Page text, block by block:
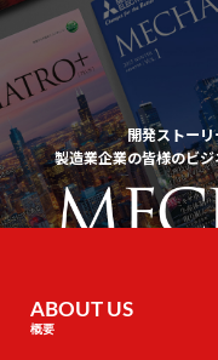
開発ストー
製造業企業の皆様のビ
ABOUT US
概要